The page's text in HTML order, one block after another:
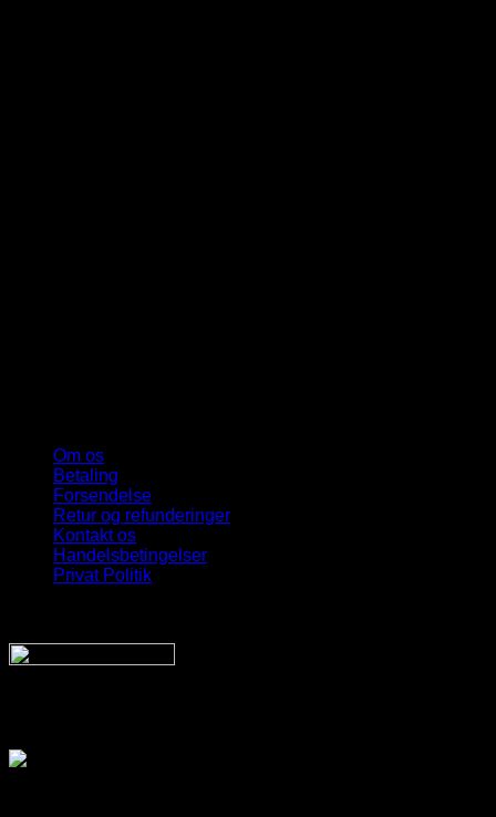
Om os
Betaling
Forsendelse
Retur og refunderinger
Kontakt os
Handelsbetingelser
Privat Politik